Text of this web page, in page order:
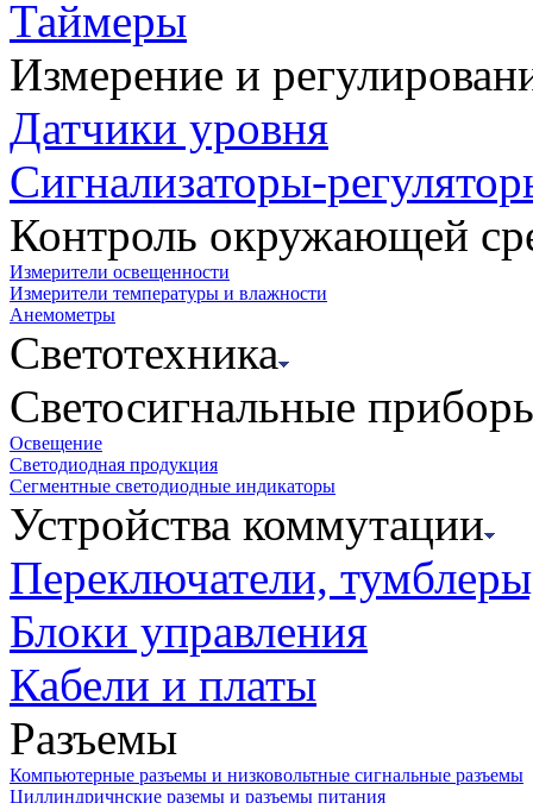
Таймеры
Измерение и
Датчики уровня
Сигнализаторы-
Контроль окружающей
Измерители освещенности
Измерители температуры и влажности
Анемометры
Светотехника
Светосигнальные
Освещение
Светодиодная продукция
Сегментные светодиодные индикаторы
Устройства коммутации
Переключатели,
Блоки управления
Кабели и платы
Разъемы
Компьютерные разъемы и низковольтные сигнальные разъемы
Циллиндричнские раземы и разъемы питания